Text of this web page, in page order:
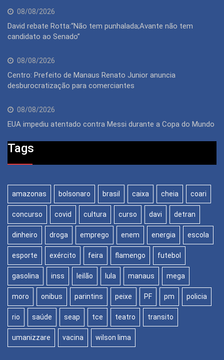
08/08/2026
David rebate Rotta:“Não tem punhalada;Avante não tem
candidato ao Senado”
08/08/2026
Centro: Prefeito de Manaus Renato Junior anuncia
desburocratização para comerciantes
08/08/2026
EUA impediu atentado contra Messi durante a Copa do Mundo
Tags
amazonas bolsonaro brasil caixa cheia coari
concurso covid cultura curso davi detran
dinheiro droga emprego enem energia escola
esporte exército feira flamengo futebol
gasolina inss leilão lula manaus mega
moro onibus parintins peixe PF pm policia
rio saúde seap tce teatro transito
umanizzare vacina wilson lima